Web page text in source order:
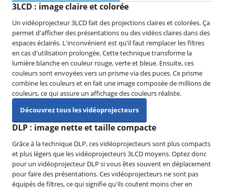
3LCD : image claire et colorée
Un vidéoprojecteur 3LCD fait des projections claires et colorées. Ça
permet d'afficher des présentations ou des vidéos claires dans des
espaces éclairés. L'inconvénient est qu'il faut remplacer les filtres
en cas d'utilisation prolongée. Cette technique transforme la
lumière blanche en couleur rouge, verte et bleue. Ensuite, ces
couleurs sont envoyées vers un prisme via des puces. Ce prisme
combine les couleurs et en fait une image composée de millions de
couleurs, ce qui assure un affichage des couleurs réaliste.
Découvrez tous les vidéoprojecteurs
DLP : image nette et taille compacte
Grâce à la technique DLP, ces vidéoprojecteurs sont plus compacts
et plus légers que les vidéoprojecteurs 3LCD moyens. Optez donc
pour un vidéoprojecteur DLP si vous êtes souvent en déplacement
pour faire des présentations. Ces vidéoprojecteurs ne sont pas
équipés de filtres, ce qui signifie qu'ils coutent moins cher en